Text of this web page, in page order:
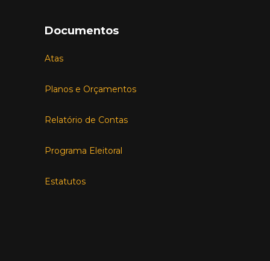
Documentos
Atas
Planos e Orçamentos
Relatório de Contas
Programa Eleitoral
Estatutos